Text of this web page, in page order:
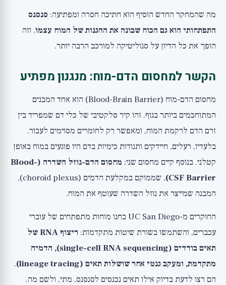
מה שהמחקר החדש הוסיף הוא חתיכה חסרה ומפתיעה: סנסנס
התפתחותי הוא גם הכוח שבונה את ההגנות של המוח עצמו. וזה
הופך את כל הדיון על סנוליטיקה למורכב הרבה יותר.
הקשר למחסום הדם-מוח: מנגנון מפתיע
מחסום הדם-מוח (Blood-Brain Barrier) הוא אחד המבנים
המתוחכמים ביותר בגוף. זהו קיר סלקטיבי של כלי דם שמפריד בין
זרם הדם לרקמת המוח, ומאפשר רק לחומרים מסוימים לעבור.
בלעדיו, רעלים, חיידקים ותנודות כימיות בדם היו פוגעים במוח באופן
קטלני. בנוסף קיים מחסום שני:
מחסום הדם-נוזל השדרה (Blood-
CSF Barrier)
, שממוקם במקלעת הדמים (choroid plexus),
המבנה שמייצר את נוזל השדרה שעוטף את המוח.
החוקרים מ-UC San Diego בחנו מוחות מתפתחים של עוברי
עכברים, והשתמשו בשורת שיטות מתקדמות:
ריצוף RNA של
תאים בודדים (single-cell RNA sequencing), הדמיה
מתקדמת, ומעקב גנטי אחר שושלות תאים (lineage tracing)
.
הם רצו לדעת בדיוק אילו תאים נכנסים לסנסנס, מתי, ולשם מה.